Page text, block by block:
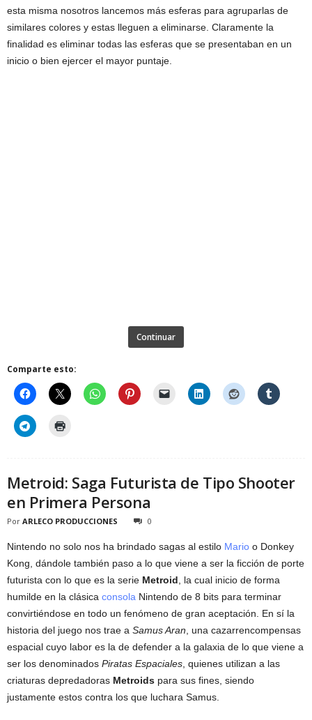
esta misma nosotros lancemos más esferas para agruparlas de
similares colores y estas lleguen a eliminarse. Claramente la
finalidad es eliminar todas las esferas que se presentaban en un
inicio o bien ejercer el mayor puntaje.
Continuar
Comparte esto:
Metroid: Saga Futurista de Tipo Shooter
en Primera Persona
Por ARLECO PRODUCCIONES 0
Nintendo no solo nos ha brindado sagas al estilo Mario o Donkey
Kong, dándole también paso a lo que viene a ser la ficción de porte
futurista con lo que es la serie Metroid , la cual inicio de forma
humilde en la clásica consola Nintendo de 8 bits para terminar
convirtiéndose en todo un fenómeno de gran aceptación. En sí la
historia del juego nos trae a Samus Aran , una cazarrencompensas
espacial cuyo labor es la de defender a la galaxia de lo que viene a
ser los denominados Piratas Espaciales , quienes utilizan a las
criaturas depredadoras Metroids para sus fines, siendo
justamente estos contra los que luchara Samus.